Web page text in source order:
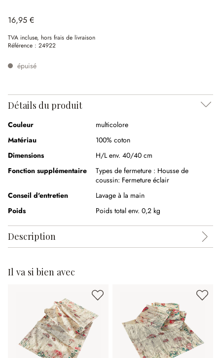
16,95 €
TVA incluse, hors frais de livraison
Référence : 24922
épuisé
Détails du produit
Couleur
multicolore
Matériau
100% coton
Dimensions
H/L env. 40/40 cm
Fonction supplémentaire
Types de fermeture : Housse de
coussin: Fermeture éclair
Conseil d'entretien
Lavage à la main
Poids
Poids total env. 0,2 kg
Description
Il va si bien avec